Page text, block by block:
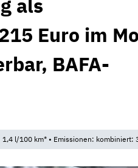
als
Euro im
BAFA-
l/100 km* • Emissionen: kombiniert: